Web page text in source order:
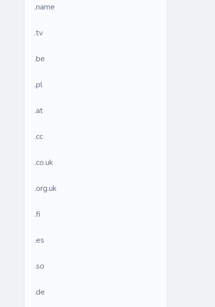
.name
.tv
.be
.pl
.at
.cc
.co.uk
.org.uk
.fi
.es
.so
.de